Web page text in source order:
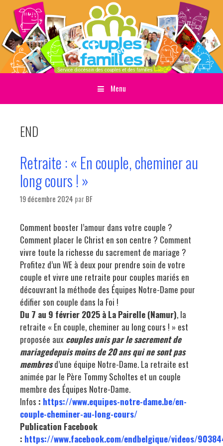
Menu
END
Retraite : « En couple, cheminer au
long cours ! »
19 décembre 2024 parBF
Comment booster l’amour dans votre couple ?
Comment placer le Christ en son centre ? Comment
vivre toute la richesse du sacrement de mariage ?
Profitez d’un WE à deux pour prendre soin de votre
couple et vivre une retraite pour couples mariés en
découvrant la méthode des Équipes Notre-Dame pour
édifier son couple dans la Foi !
Du 7 au 9 février 2025 à La Pairelle (Namur), la
retraite « En couple, cheminer au long cours ! » est
proposée aux couples unis par le sacrement de
mariagedepuis moins de 20 ans qui ne sont pas
membresd’une équipe Notre-Dame. La retraite est
animée par le Père Tommy Scholtes et un couple
membre des Équipes Notre-Dame.
Infos : https://www.equipes-notre-dame.be/en-
couple-cheminer-au-long-cours/
Publication Facebook
: https://www.facebook.com/endbelgique/videos/